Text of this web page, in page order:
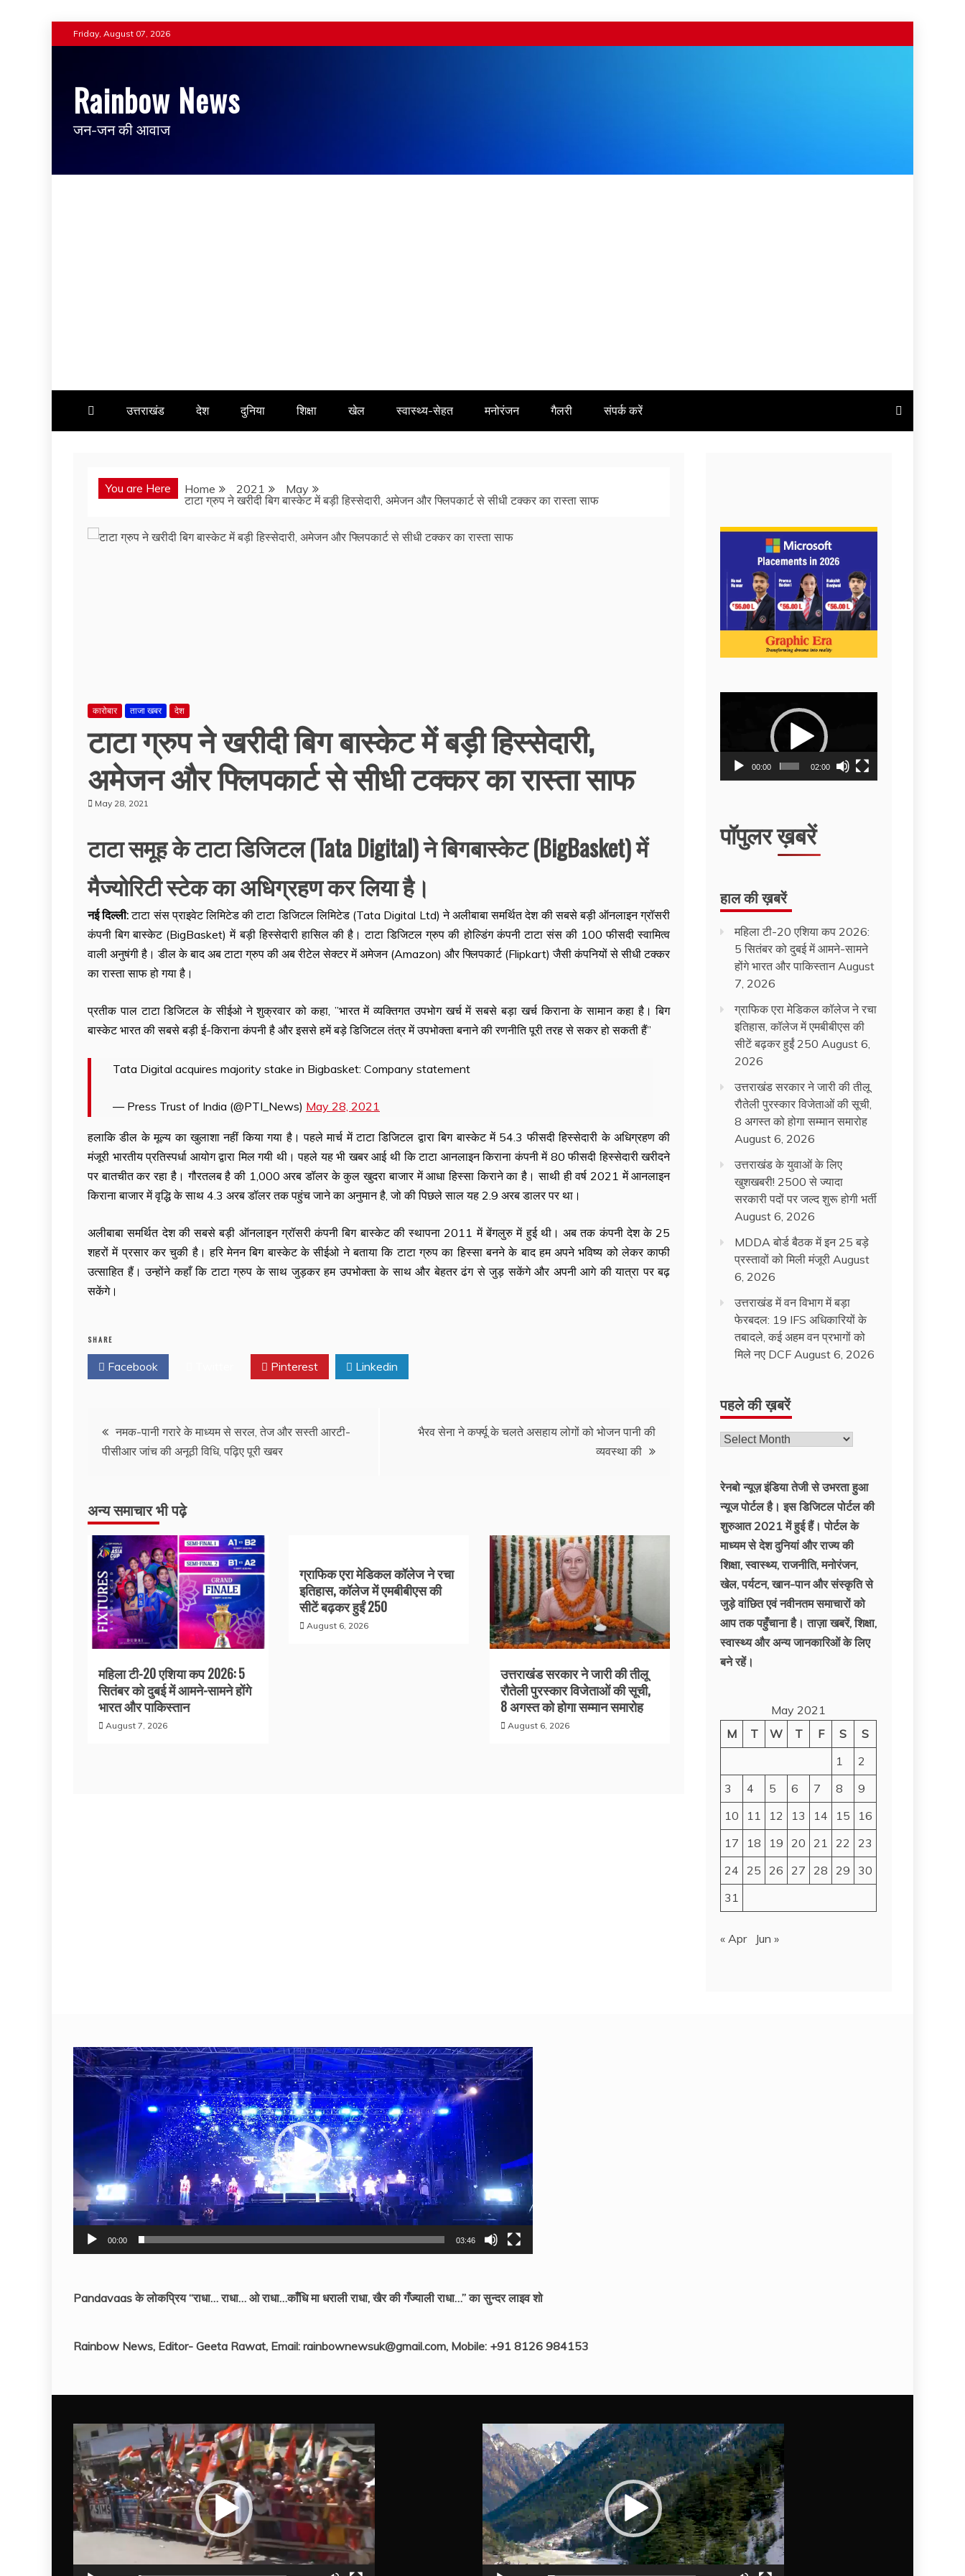
to
Friday, August 07, 2026
Rainbow News
जन-जन की आवाज
उत्तराखंड देश दुनिया शिक्षा खेल स्वास्थ्य-सेहत मनोरंजन गैलरी संपर्क करें
You are Here Home 2021
May
टाटा ग्रुप ने खरीदी बिग बास्केट में बड़ी हिस्सेदारी, अमेजन और फ्लिपकार्ट से सीधी टक्कर का रास्ता साफ
कारोबार ताजा खबर देश
टाटा ग्रुप ने खरीदी बिग बास्केट में बड़ी हिस्सेदारी,
अमेजन और फ्लिपकार्ट से सीधी टक्कर का रास्ता साफ
May 28, 2021
टाटा समूह के टाटा डिजिटल (Tata Digital) ने बिगबास्केट (BigBasket) में
मैज्योरिटी स्टेक का अधिग्रहण कर लिया है।
नई दिल्ली:टाटा संस प्राइवेट लिमिटेड की टाटा डिजिटल लिमिटेड (Tata Digital Ltd) ने अलीबाबा समर्थित देश की सबसे बड़ी ऑनलाइन ग्रॉसरी
कंपनी बिग बास्केट (BigBasket) में बड़ी हिस्सेदारी हासिल की है। टाटा डिजिटल ग्रुप की होल्डिंग कंपनी टाटा संस की 100 फीसदी स्वामित्व
वाली अनुषंगी है। डील के बाद अब टाटा ग्रुप की अब रीटेल सेक्टर में अमेजन (Amazon) और फ्लिपकार्ट (Flipkart) जैसी कंपनियों से सीधी टक्कर
का रास्ता साफ हो गया है।
प्रतीक पाल टाटा डिजिटल के सीईओ ने शुक्रवार को कहा, ”भारत में व्यक्तिगत उपभोग खर्च में सबसे बड़ा खर्च किराना के सामान कहा है। बिग
बास्केट भारत की सबसे बड़ी ई-किराना कंपनी है और इससे हमें बड़े डिजिटल तंत्र में उपभोक्ता बनाने की रणनीति पूरी तरह से सकर हो सकती हैं”
Tata Digital acquires majority stake in Bigbasket: Company statement
— Press Trust of India (@PTI_News) May 28, 2021
हलाकि डील के मूल्य का खुलाशा नहीं किया गया है। पहले मार्च में टाटा डिजिटल द्वारा बिग बास्केट में 54.3 फीसदी हिस्सेदारी के अधिग्रहण की
मंजूरी भारतीय प्रतिस्पर्धा आयोग द्वारा मिल गयी थी। पहले यह भी खबर आई थी कि टाटा आनलाइन किराना कंपनी में 80 फीसदी हिस्सेदारी खरीदने
पर बातचीत कर रहा है। गौरतलब है की 1,000 अरब डॉलर के कुल खुदरा बाजार में आधा हिस्सा किराने का है। साथी ही वर्ष 2021 में आनलाइन
किराना बाजार में वृद्धि के साथ 4.3 अरब डॉलर तक पहुंच जाने का अनुमान है, जो की पिछले साल यह 2.9 अरब डालर पर था।
अलीबाबा समर्थित देश की सबसे बड़ी ऑनलाइन ग्रॉसरी कंपनी बिग बास्केट की स्थापना 2011 में बेंगलुरु में हुई थी। अब तक कंपनी देश के 25
शहरों में प्रसार कर चुकी है। हरि मेनन बिग बास्केट के सीईओ ने बताया कि टाटा ग्रुप का हिस्सा बनने के बाद हम अपने भविष्य को लेकर काफी
उत्साहित हैं। उन्होंने कहाँ कि टाटा ग्रुप के साथ जुड़कर हम उपभोक्ता के साथ और बेहतर ढंग से जुड़ सकेंगे और अपनी आगे की यात्रा पर बढ़
सकेंगे।
SHARE
Facebook Pinterest Linkedin
Post
navigation
नमक-पानी गरारे के माध्यम से सरल, तेज और सस्ती आरटी-
पीसीआर जांच की अनूठी विधि, पढ़िए पूरी खबर
भैरव सेना ने कर्फ्यू के चलते असहाय लोगों को भोजन पानी की
व्यवस्था की
अन्य समाचार भी पढ़े
महिला टी-20 एशिया कप 2026: 5
सितंबर को दुबई में आमने-सामने होंगे
भारत और पाकिस्तान
August 7, 2026
ग्राफिक एरा मेडिकल कॉलेज ने रचा
इतिहास, कॉलेज में एमबीबीएस की
सीटें बढ़कर हुईं 250
August 6, 2026
उत्तराखंड सरकार ने जारी की तीलू
रौतेली पुरस्कार विजेताओं की सूची,
8 अगस्त को होगा सम्मान समारोह
August 6, 2026
00:00 02:00
पॉपुलर ख़बरें
हाल की ख़बरें
महिला टी-20 एशिया कप 2026:
5 सितंबर को दुबई में आमने-सामने
होंगे भारत और पाकिस्तान August
7, 2026
ग्राफिक एरा मेडिकल कॉलेज ने रचा
इतिहास, कॉलेज में एमबीबीएस की
सीटें बढ़कर हुईं 250 August 6,
2026
उत्तराखंड सरकार ने जारी की तीलू
रौतेली पुरस्कार विजेताओं की सूची,
8 अगस्त को होगा सम्मान समारोह
August 6, 2026
उत्तराखंड के युवाओं के लिए
खुशखबरी! 2500 से ज्यादा
सरकारी पदों पर जल्द शुरू होगी भर्ती
August 6, 2026
MDDA बोर्ड बैठक में इन 25 बड़े
प्रस्तावों को मिली मंजूरी August
6, 2026
उत्तराखंड में वन विभाग में बड़ा
फेरबदल: 19 IFS अधिकारियों के
तबादले, कई अहम वन प्रभागों को
मिले नए DCF August 6, 2026
पहले की ख़बरें
पहले
ख़बरें
रेनबो न्यूज़ इंडिया तेजी से उभरता हुआ
न्‍यूज पोर्टल है। इस डिजिटल पोर्टल की
शुरुआत 2021 में हुई हैं। पोर्टल के
माध्यम से देश दुनियां और राज्य की
शिक्षा, स्वास्थ्य, राजनीति, मनोरंजन,
खेल, पर्यटन, खान-पान और संस्कृति से
जुड़े वांछित एवं नवीनतम समाचारों को
आप तक पहुँचाना है। ताज़ा खबरें, शिक्षा,
स्वास्थ्य और अन्य जानकारिओं के लिए
बने रहें।
May 2021
M
T W T F S
S
1
2
3
4 5 6 7 8
9
10
11 12 13 14 15
16
17
18 19 20 21 22
23
24
25 26 27 28 29
30
31
« Apr Jun »
Video
Player
00:00 03:46
Pandavaas के लोकप्रिय “राधा… राधा… ओ राधा…काँधि मा धराली राधा, खैर की गँज्याली राधा…” का सुन्दर लाइव शो
Rainbow News, Editor- Geeta Rawat, Email: rainbownewsuk@gmail.com, Mobile: +91 8126 984153
Video
Player
Video
Player